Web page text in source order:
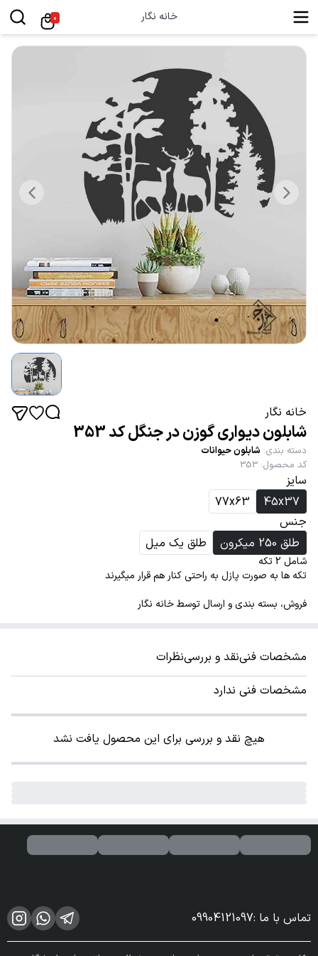
خانه نگار 0
خانه نگار
شابلون دیواری گوزن در جنگل کد 353
دسته بندی: شابلون حیوانات
کد محصول:
353
سایز
45x37
77x63
جنس
طلق 250 میکرون
طلق یک میل
شامل 2 تکه
تکه ها به صورت پازل به راحتی کنار هم قرار میگیرند
فروش، بسته بندی و ارسال توسط خانه نگار
مشخصات فنینقد و بررسینظرات
مشخصات فنی ندارد
هیچ نقد و بررسی برای این محصول یافت نشد
تماس با ما :
09904121097